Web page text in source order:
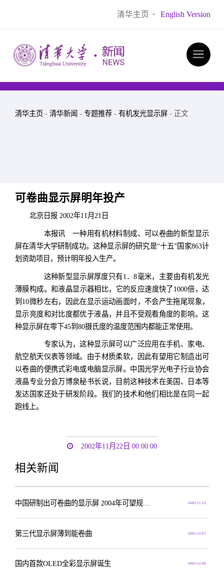
清华主页 · English Version
清华主页 - 清华新闻 - 专题推荐 - 有机发光显示屏 - 正文
可卷曲显示屏明年投产
北京日报 2002年11月21日
本报讯 一种用有机材料制成、可以卷曲的新型显示
屏在清华大学研制成功。这种显示屏的研究是“十五”国家863计
划资助项目，预计明年投入生产。
这种新型显示屏厚度只有1．8毫米，主要由有机发光
薄膜构成。和液晶显示器相比，它的反应速度快了1000倍，达
到10微秒左右，因此在显示运动画面时，不会产生拖尾现象，
显示亮度和对比度都优于液晶，并且不受观看角度的影响。这
种显示屏在零下45到80摄氏度的温度范围内都能正常使用。
专家认为，这种显示屏可以广泛应用在手机、家电、
航空航天仪表等领域。由于材质柔软，因此有望用它制造出可
以卷曲的便携式彩电或电脑显示屏。中国光学光电子行业协会
液晶专业分会万博泉秘书长说，目前这种技术在美国、日本等
发达国家还处于研发阶段。我们的技术和他们相比是在同一起
跑线上。
2002年11月22日 00:00:00
相关新闻
2002.11.22
2002.12.01
第三代显示屏薄到能卷曲
2002.12.06
国内首款OLED全彩显示屏诞生